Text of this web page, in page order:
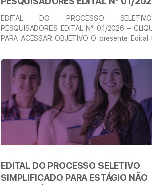
EDITAL DO PROCESSO
PESQUISADORES EDITAL N° 01/2026 –
PARA ACESSAR OBJETIVO O presente
Pesquisador(a) Bolsista para compor o
Institucional de Pesquisa Científica da Liga
Câncer. O(A) candidato(a) selecionado(a)
pesquisas relacionadas ao combate do câncer.
A …Continued
Veja mais
EDITAL DO PROCESSO SELETIVO
SIMPLIFICADO PARA ESTÁGIO NÃO